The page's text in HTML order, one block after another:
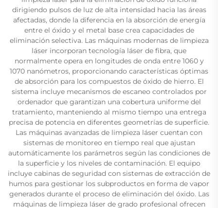
dirigiendo pulsos de luz de alta intensidad hacia las áreas
afectadas, donde la diferencia en la absorción de energía
entre el óxido y el metal base crea capacidades de
eliminación selectiva. Las máquinas modernas de limpieza
láser incorporan tecnología láser de fibra, que
normalmente opera en longitudes de onda entre 1060 y
1070 nanómetros, proporcionando características óptimas
de absorción para los compuestos de óxido de hierro. El
sistema incluye mecanismos de escaneo controlados por
ordenador que garantizan una cobertura uniforme del
tratamiento, manteniendo al mismo tiempo una entrega
precisa de potencia en diferentes geometrías de superficie.
Las máquinas avanzadas de limpieza láser cuentan con
sistemas de monitoreo en tiempo real que ajustan
automáticamente los parámetros según las condiciones de
la superficie y los niveles de contaminación. El equipo
incluye cabinas de seguridad con sistemas de extracción de
humos para gestionar los subproductos en forma de vapor
generados durante el proceso de eliminación del óxido. Las
máquinas de limpieza láser de grado profesional ofrecen